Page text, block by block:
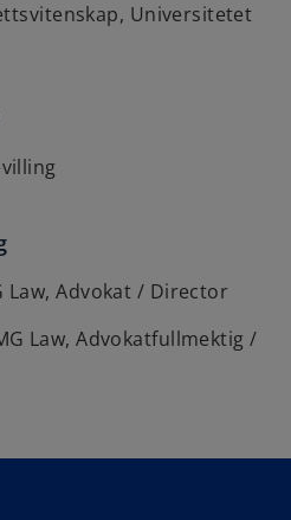
Universitetet
Law, Advokat / Director
Law, Advokatfullmektig /